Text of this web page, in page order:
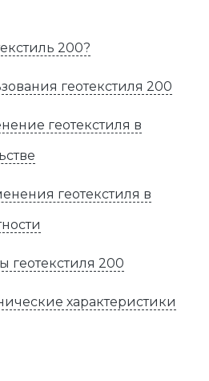
200?
геотекстиля 200
геотекстиля в
геотекстиля в
геотекстиля 200
характеристики